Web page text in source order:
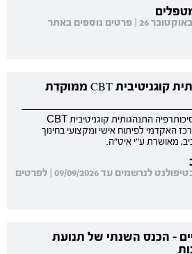
תחילת העסקה ולימודים באוקטובר 26 | פרטים נוספים באתר
פסיכותרפיה התנהגותית קוגניטיבית CBT ממוקדת
תוכנית דו-שנתית ללימודי פסיכותרפיה התנהגותית קוגניטיבית CBT
האקדמי לפיתוח אישי ומקצועי בחינוך
מאושרת ע"י איט"ה.
1000ש"ח הנחה לקהילת בטיפולנט לנרשמים עד 09/09/2026 | לפרטים
- הכנס השנתי של תנועת